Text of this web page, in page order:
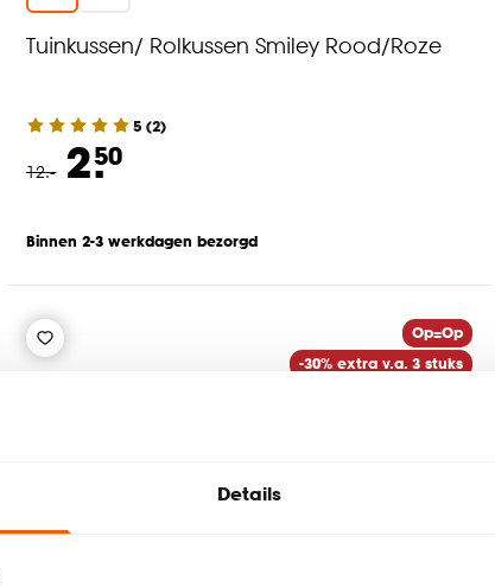
Details
Tuinkussen/ Rolkussen Smiley Rood/Roze
5 (2)
12.- 2.50
Binnen 2-3 werkdagen bezorgd
Op=Op
-30% extra v.a. 3 stuks